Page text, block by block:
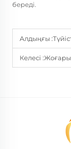
береді.
Алдыңғы :
Келесі :Жоғары